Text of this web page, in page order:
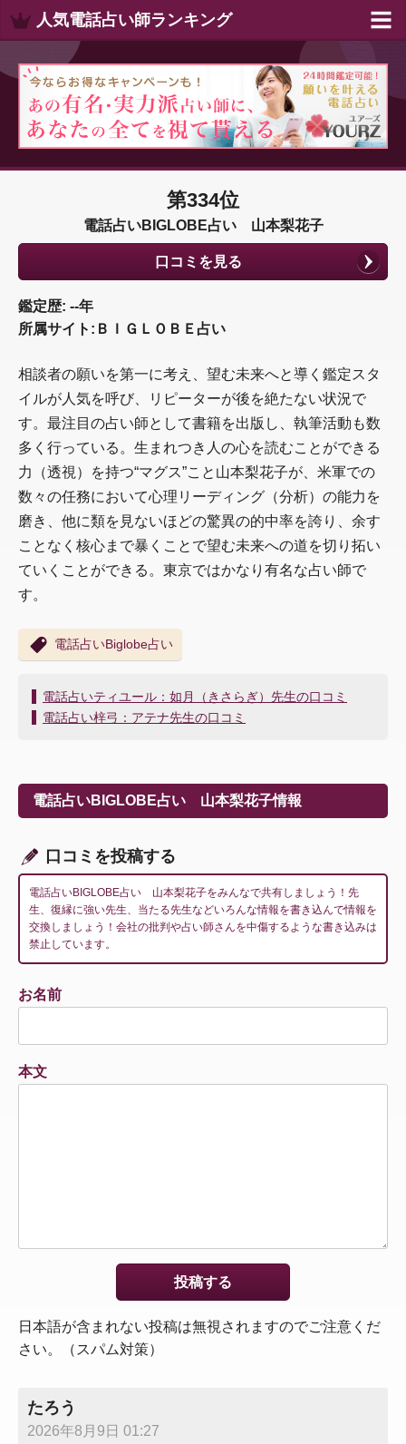
人気電話占い師ランキング
第334位
電話占いBIGLOBE占い 山本梨花子
口コミを見る
鑑定歴: --年
所属サイト:ＢＩＧＬＯＢＥ占い
相談者の願いを第一に考え、望む未来へと導く鑑定スタ
イルが人気を呼び、リピーターが後を絶たない状況で
す。最注目の占い師として書籍を出版し、執筆活動も数
多く行っている。生まれつき人の心を読むことができる
力（透視）を持つ“マグス”こと山本梨花子が、米軍での
数々の任務において心理リーディング（分析）の能力を
磨き、他に類を見ないほどの驚異の的中率を誇り、余す
ことなく核心まで暴くことで望む未来への道を切り拓い
ていくことができる。東京ではかなり有名な占い師で
す。
電話占いBiglobe占い
投
稿
ー
シ
ン
電話占いティユール：如月（きさらぎ）先生の口コミ
電話占い梓弓：アテナ先生の口コミ
電話占いBIGLOBE占い 山本梨花子情報
口コミを投稿する
電話占いBIGLOBE占い 山本梨花子をみんなで共有しましょう！先
生、復縁に強い先生、当たる先生などいろんな情報を書き込んで情報を
交換しましょう！会社の批判や占い師さんを中傷するような書き込みは
禁止しています。
お名前
本文
日本語が含まれない投稿は無視されますのでご注意くだ
さい。（スパム対策）
たろう
2026年8月9日 01:27